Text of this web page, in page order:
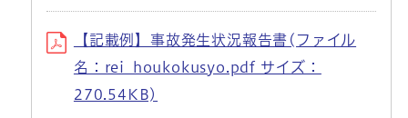
【記載例】事故発生状況報告書(ファイル
名：rei_houkokusyo.pdf サイズ：
270.54KB)